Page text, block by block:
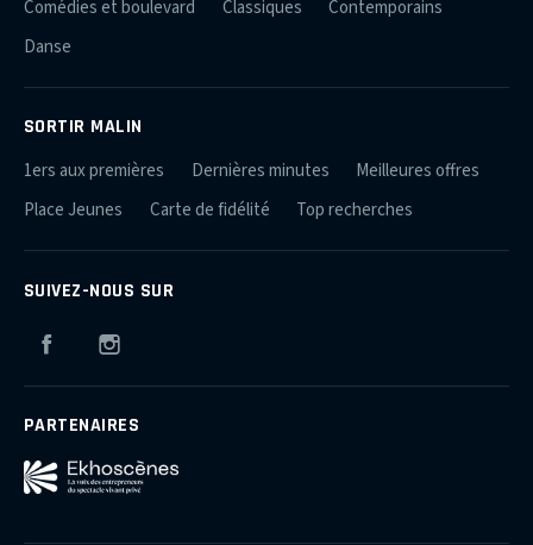
Comédies et boulevard
Classiques
Contemporains
Danse
SORTIR MALIN
1ers aux premières Dernières minutes
Meilleures offres
Place Jeunes
Carte de fidélité Top recherches
SUIVEZ-NOUS SUR
Facebook
PARTENAIRES